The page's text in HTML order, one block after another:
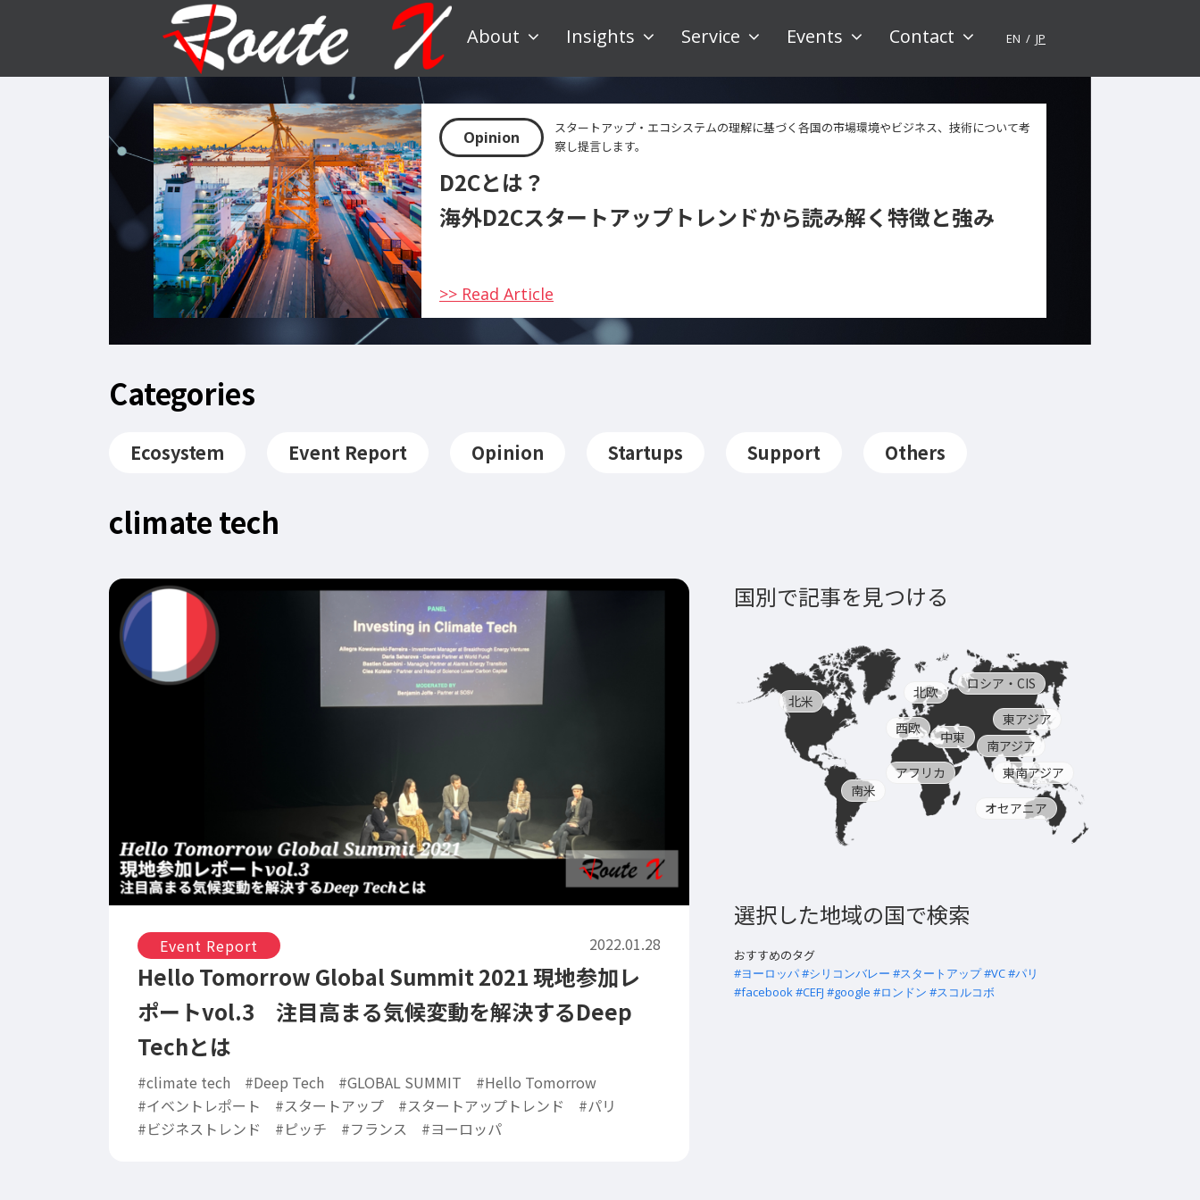
About Insights Service Events Contact EN JP
Opinion
スタートアップ・エコシステムの理解に基づく各国の市場環境やビジネス、技術について考
察し提言します。
D2Cとは？
海外D2Cスタートアップトレンドから読み解く特徴と強み
>> Read Article
Categories
Ecosystem Event Report Opinion Startups Support Others
climate tech
Event Report 2022.01.28
Hello Tomorrow Global Summit 2021 現地参加レ
ポートvol.3 注目高まる気候変動を解決するDeep
Techとは
#climate tech #Deep Tech #GLOBAL SUMMIT
#Hello Tomorrow
#イベントレポート
#スタートアップ #スタートアップトレンド
#パリ
#ビジネストレンド
#ピッチ #フランス #ヨーロッパ
国別で記事を見つける
北米
南米
西欧
北欧
アフリカ
中東
ロシア・CIS
東アジア
南アジア
東南アジア
オセアニア
選択した地域の国で検索
おすすめのタグ
#ヨーロッパ#シリコンバレー #スタートアップ#VC#パリ
#facebook#CEFJ #google #ロンドン #スコルコボ